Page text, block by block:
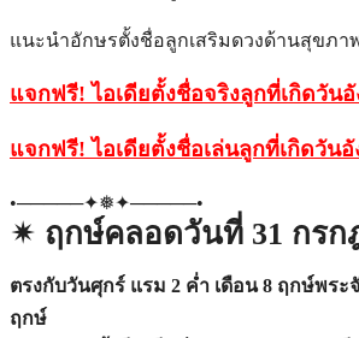
แนะนำอักษรตั้งชื่อลูกเสริมดวงด้านสุขภ
แจกฟรี! ไอเดียตั้งชื่อจริงลูกที่เกิดวัน
แจกฟรี! ไอเดียตั้งชื่อเล่นลูกที่เกิดวัน
•─────✦❅✦─────•
✴︎ ฤกษ์คลอดวันที่ 31 กรก
ตรงกับวันศุกร์ แรม 2 ค่ำ เดือน 8 ฤกษ์พระ
ฤกษ์